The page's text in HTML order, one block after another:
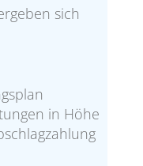
sich
in Höhe